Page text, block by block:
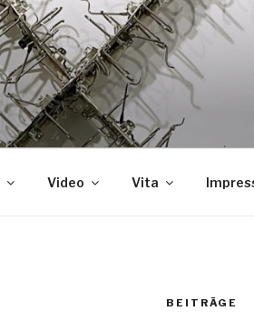
Video Vita
BEITRÄGE